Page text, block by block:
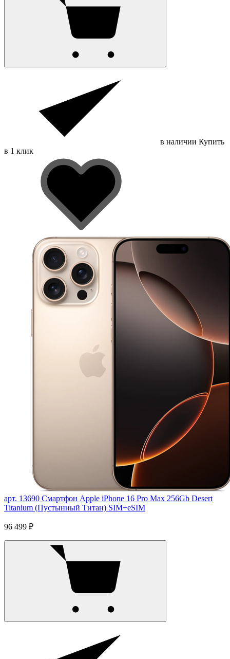
в наличии Купить
в 1 клик
арт. 13690 Смартфон Apple iPhone 16 Pro Max 256Gb Desert
Titanium (Пустынный Титан) SIM+eSIM
96 499 ₽